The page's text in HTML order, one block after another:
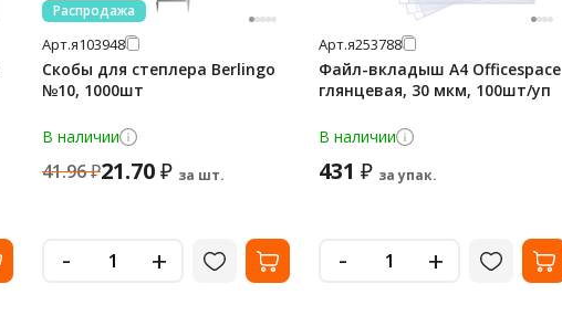
Распродажа
Арт.я103948
Скобы для степлера Berlingo
№10, 1000шт
В наличии
41.96₽21.70₽ за шт.
- +
Арт.я253788
Файл-вкладыш А4 Officespace
глянцевая, 30 мкм, 100шт/уп
В наличии
431 ₽ за упак.
- +